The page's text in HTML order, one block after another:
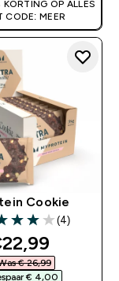
KORTING OP ALLES
CODE: MEER
Cookie
of 5 stars
(4)
€ 26,99‎
€ 4,00‎